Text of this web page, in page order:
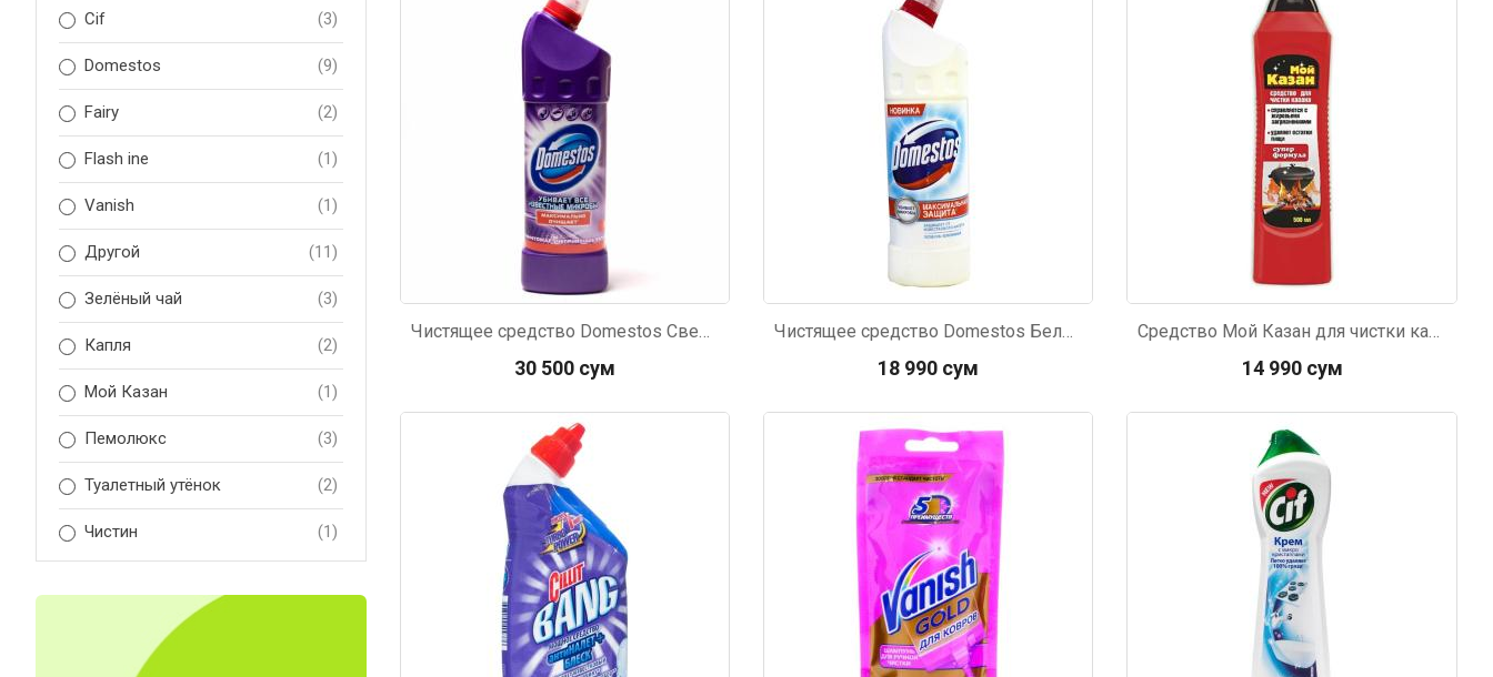
Cif (3)
Domestos (9)
Fairy (2)
Flash ine (1)
Vanish (1)
Другой (11)
Зелёный чай (3)
Капля (2)
Мой Казан (1)
Пемолюкс (3)
Туалетный утёнок (2)
Чистин (1)
Чистящее средство Domestos Свежесть лаванды 1л
30 500 сум
Чистящее средство Domestos Белоснежный 500мл
18 990 сум
Средство Мой Казан для чистки казана 500мл
14 990 сум
Код: 545 Код: 38